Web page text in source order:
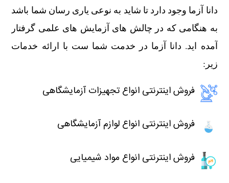
دانا آزما وجود دارد تا شاید به نوعی یاری رسان شما باشد
به هنگامی که در چالش های آزمایش های علمی گرفتار
آمده اید. دانا آزما در خدمت شما ست با ارائه خدمات
زیر:
فروش اینترنتی انواع تجهیزات آزمایشگاهی
فروش اینترنتی انواع لوازم آزمایشگاهی
فروش اینترنتی انواع مواد شیمیایی